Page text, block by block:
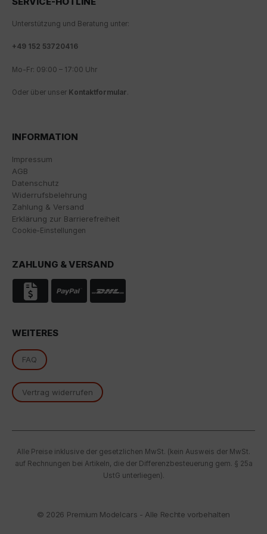
Unterstützung und Beratung unter:
+49 152 53720416
Mo-Fr: 09:00 – 17:00 Uhr
Oder über unser Kontaktformular.
INFORMATION
Impressum
AGB
Datenschutz
Widerrufsbelehrung
Zahlung & Versand
Erklärung zur Barrierefreiheit
Cookie-Einstellungen
ZAHLUNG & VERSAND
WEITERES
FAQ
Vertrag widerrufen
Alle Preise inklusive der gesetzlichen MwSt. (kein Ausweis der MwSt.
auf Rechnungen bei Artikeln, die der Differenzbesteuerung gem. § 25a
UstG unterliegen).
© 2026 Premium Modelcars - Alle Rechte vorbehalten
Analyse und statistische Auswertung der Website zu
verbessern. Dabei wird das Nutzerverhalten an
Verweildauer auf der Seite und die Interaktion
Profilbildung und zur Verknüpfung mit anderen
Cookie akzeptieren, stimmen Sie gemäß Art. 49 Abs. 1
Google verarbeitet werden. Die USA werden vom
nach EU-Standards unzureichenden
Datenschutzniveau eingestuft.
Es besteht insbesondere das Risiko, dass Ihre Daten
von US-Behörden zu Kontroll- und
essenzielle Cookies akzeptieren" klicken, findet die
oben beschriebene Übertragung nicht statt.